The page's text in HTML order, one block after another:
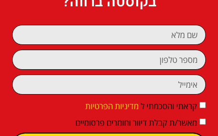
קראתי והסכמתי ל מדיניות הפרטיות
מאשר/ת קבלת דיוור וחומרים פרסומיים